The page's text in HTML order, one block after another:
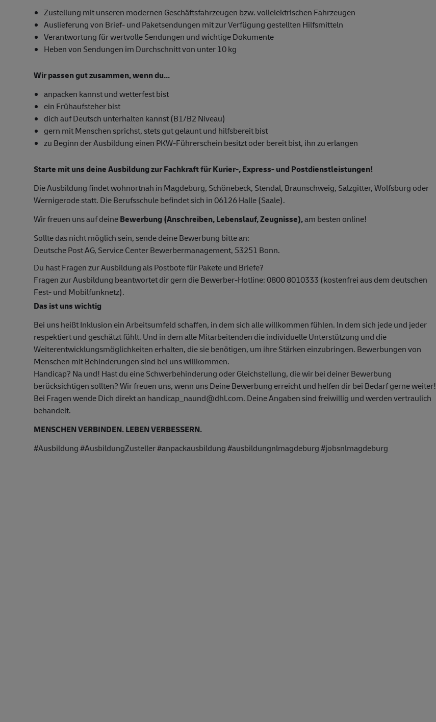
Zustellung mit unseren modernen Geschäftsfahrzeugen bzw. vollelektrischen Fahrzeugen
Auslieferung von Brief- und Paketsendungen mit zur Verfügung gestellten Hilfsmitteln
Verantwortung für wertvolle Sendungen und wichtige Dokumente
Heben von Sendungen im Durchschnitt von unter 10 kg
Wir passen gut zusammen, wenn du...
anpacken kannst und wetterfest bist
ein Frühaufsteher bist
dich auf Deutsch unterhalten kannst (B1/B2 Niveau)
gern mit Menschen sprichst, stets gut gelaunt und hilfsbereit bist
zu Beginn der Ausbildung einen PKW-Führerschein besitzt oder bereit bist, ihn zu erlangen
Starte mit uns deine Ausbildung zur Fachkraft für Kurier-, Express- und Postdienstleistungen!
Die Ausbildung findet wohnortnah in Magdeburg, Schönebeck, Stendal, Braunschweig, Salzgitter, Wolfsburg oder
Wernigerode statt. Die Berufsschule befindet sich in 06126 Halle (Saale).
Wir freuen uns auf deineBewerbung (Anschreiben, Lebenslauf, Zeugnisse),am besten online!
Sollte das nicht möglich sein, sende deine Bewerbung bitte an:
Deutsche Post AG, Service Center Bewerbermanagement, 53251 Bonn.
Du hast Fragen zur Ausbildung als Postbote für Pakete und Briefe?
Fragen zur Ausbildung beantwortet dir gern die Bewerber-Hotline: 0800 8010333 (kostenfrei aus dem deutschen
Fest- und Mobilfunknetz).
Das ist uns wichtig
Bei uns heißt Inklusion ein Arbeitsumfeld schaffen, in dem sich alle willkommen fühlen. In dem sich jede und jeder
respektiert und geschätzt fühlt. Und in dem alle Mitarbeitenden die individuelle Unterstützung und die
Weiterentwicklungsmöglichkeiten erhalten, die sie benötigen, um ihre Stärken einzubringen. Bewerbungen von
Menschen mit Behinderungen sind bei uns willkommen.
Handicap? Na und! Hast du eine Schwerbehinderung oder Gleichstellung, die wir bei deiner Bewerbung
berücksichtigen sollten? Wir freuen uns, wenn uns Deine Bewerbung erreicht und helfen dir bei Bedarf gerne weiter!
Bei Fragen wende Dich direkt an handicap_naund@dhl.com. Deine Angaben sind freiwillig und werden vertraulich
behandelt.
MENSCHEN VERBINDEN. LEBEN VERBESSERN.
#Ausbildung #AusbildungZusteller #anpackausbildung #ausbildungnlmagdeburg #jobsnlmagdeburg